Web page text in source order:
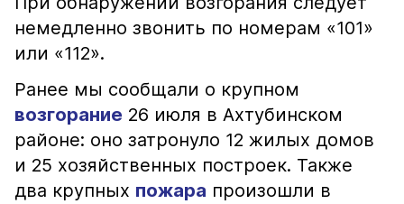
немедленно звонить по номерам «101»
или «112».
Ранее мы сообщали о крупном
возгорание 26 июля в Ахтубинском
районе: оно затронуло 12 жилых домов
и 25 хозяйственных построек. Также
два крупных пожара произошли в